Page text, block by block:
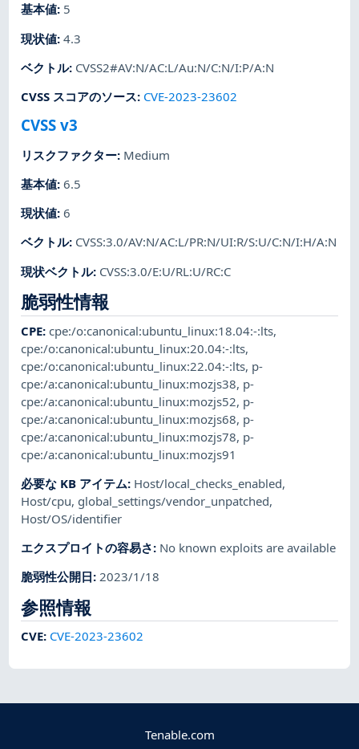
基本値: 5
現状値:4.3
ベクトル: CVSS2#AV:N/AC:L/Au:N/C:N/I:P/A:N
CVSS スコアのソース: CVE-2023-23602
CVSS v3
リスクファクター: Medium
基本値:6.5
現状値:6
ベクトル: CVSS:3.0/AV:N/AC:L/PR:N/UI:R/S:U/C:N/I:H/A:N
現状ベクトル: CVSS:3.0/E:U/RL:U/RC:C
脆弱性情報
CPE:cpe:/o:canonical:ubuntu_linux:18.04:-:lts,
cpe:/o:canonical:ubuntu_linux:20.04:-:lts,
cpe:/o:canonical:ubuntu_linux:22.04:-:lts, p-
cpe:/a:canonical:ubuntu_linux:mozjs38, p-
cpe:/a:canonical:ubuntu_linux:mozjs52, p-
cpe:/a:canonical:ubuntu_linux:mozjs68, p-
cpe:/a:canonical:ubuntu_linux:mozjs78, p-
cpe:/a:canonical:ubuntu_linux:mozjs91
必要な KB アイテム: Host/local_checks_enabled,
Host/cpu, global_settings/vendor_unpatched,
Host/OS/identifier
エクスプロイトの容易さ: No known exploits are available
脆弱性公開日:2023/1/18
参照情報
CVE: CVE-2023-23602
Tenable.com